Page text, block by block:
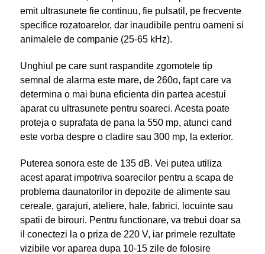
emit ultrasunete fie continuu, fie pulsatil, pe frecvente
specifice rozatoarelor, dar inaudibile pentru oameni si
animalele de companie (25-65 kHz).
Unghiul pe care sunt raspandite zgomotele tip
semnal de alarma este mare, de 260o, fapt care va
determina o mai buna eficienta din partea acestui
aparat cu ultrasunete pentru soareci. Acesta poate
proteja o suprafata de pana la 550 mp, atunci cand
este vorba despre o cladire sau 300 mp, la exterior.
Puterea sonora este de 135 dB. Vei putea utiliza
acest aparat impotriva soarecilor pentru a scapa de
problema daunatorilor in depozite de alimente sau
cereale, garajuri, ateliere, hale, fabrici, locuinte sau
spatii de birouri. Pentru functionare, va trebui doar sa
il conectezi la o priza de 220 V, iar primele rezultate
vizibile vor aparea dupa 10-15 zile de folosire